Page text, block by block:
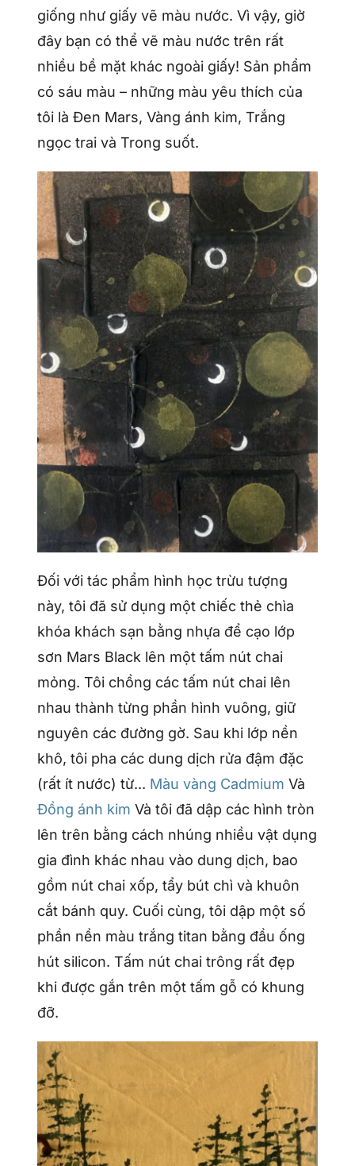
giống như giấy vẽ màu nước. Vì vậy, giờ
đây bạn có thể vẽ màu nước trên rất
nhiều bề mặt khác ngoài giấy! Sản phẩm
có sáu màu – những màu yêu thích của
tôi là Đen Mars, Vàng ánh kim, Trắng
ngọc trai và Trong suốt.
Đối với tác phẩm hình học trừu tượng
này, tôi đã sử dụng một chiếc thẻ chìa
khóa khách sạn bằng nhựa để cạo lớp
sơn Mars Black lên một tấm nút chai
mỏng. Tôi chồng các tấm nút chai lên
nhau thành từng phần hình vuông, giữ
nguyên các đường gờ. Sau khi lớp nền
khô, tôi pha các dung dịch rửa đậm đặc
(rất ít nước) từ... Màu vàng Cadmium Và
Đồng ánh kim Và tôi đã dập các hình tròn
lên trên bằng cách nhúng nhiều vật dụng
gia đình khác nhau vào dung dịch, bao
gồm nút chai xốp, tẩy bút chì và khuôn
cắt bánh quy. Cuối cùng, tôi dập một số
phần nền màu trắng titan bằng đầu ống
hút silicon. Tấm nút chai trông rất đẹp
khi được gắn trên một tấm gỗ có khung
đỡ.